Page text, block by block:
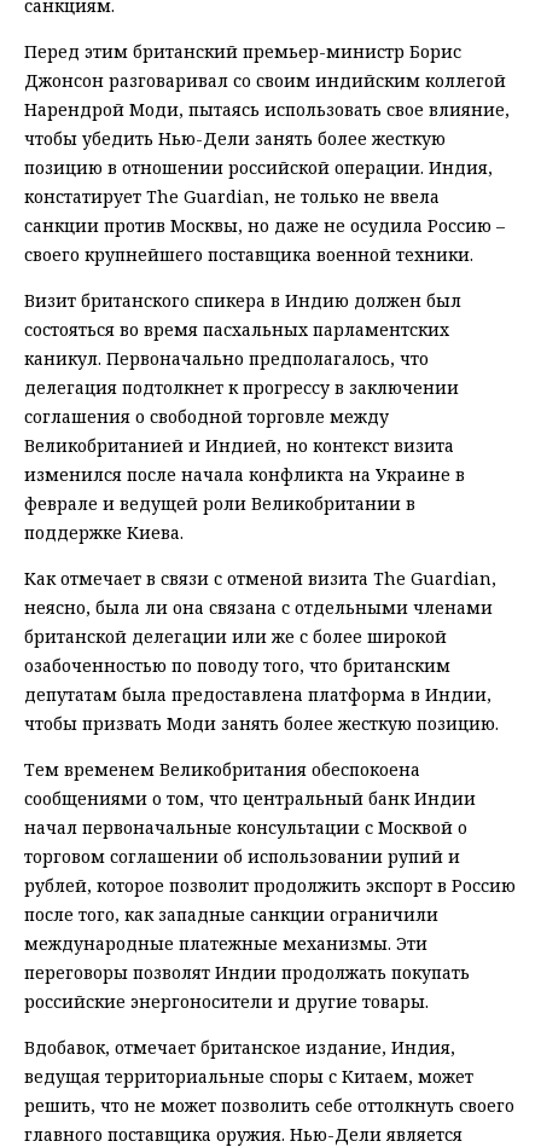
санкциям.
Перед этим британский премьер-министр Борис
Джонсон разговаривал со своим индийским коллегой
Нарендрой Моди, пытаясь использовать свое влияние,
чтобы убедить Нью-Дели занять более жесткую
позицию в отношении российской операции. Индия,
констатирует The Guardian, не только не ввела
санкции против Москвы, но даже не осудила Россию –
своего крупнейшего поставщика военной техники.
Визит британского спикера в Индию должен был
состояться во время пасхальных парламентских
каникул. Первоначально предполагалось, что
делегация подтолкнет к прогрессу в заключении
соглашения о свободной торговле между
Великобританией и Индией, но контекст визита
изменился после начала конфликта на Украине в
феврале и ведущей роли Великобритании в
поддержке Киева.
Как отмечает в связи с отменой визита The Guardian,
неясно, была ли она связана с отдельными членами
британской делегации или же с более широкой
озабоченностью по поводу того, что британским
депутатам была предоставлена ​​платформа в Индии,
чтобы призвать Моди занять более жесткую позицию.
Тем временем Великобритания обеспокоена
сообщениями о том, что центральный банк Индии
начал первоначальные консультации с Москвой о
торговом соглашении об использовании рупий и
рублей, которое позволит продолжить экспорт в Россию
после того, как западные санкции ограничили
международные платежные механизмы. Эти
переговоры позволят Индии продолжать покупать
российские энергоносители и другие товары.
Вдобавок, отмечает британское издание, Индия,
ведущая территориальные споры с Китаем, может
решить, что не может позволить себе оттолкнуть своего
главного поставщика оружия. Нью-Дели является